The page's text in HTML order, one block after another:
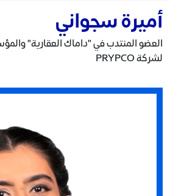
أميرة سجواني
العضو المنتدب في "داماك العقارية"
لشركة PRYPCO